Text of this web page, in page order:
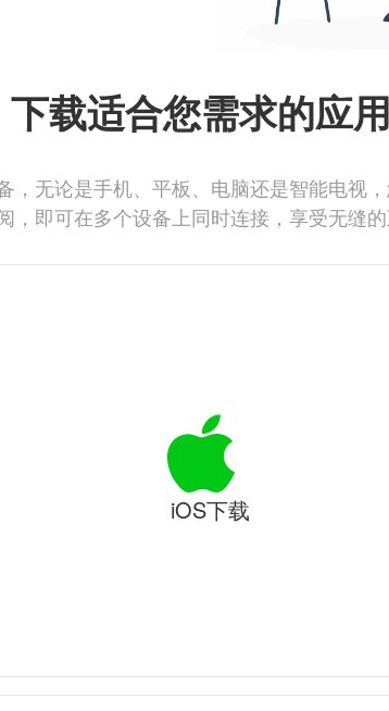
下载适合您需求的应用
，无论是手机、平板、电脑还是智能电视，
，即可在多个设备上同时连接，享受无缝的
iOS下载